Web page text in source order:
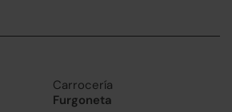
Carrocería
Furgoneta